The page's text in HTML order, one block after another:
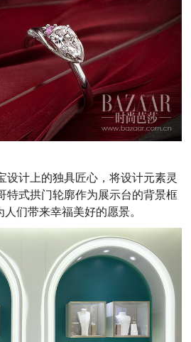
设计上的独具匠心，将设计元素灵
特式拱门轮廓作为展示台的背景框
们带来幸福美好的愿景。